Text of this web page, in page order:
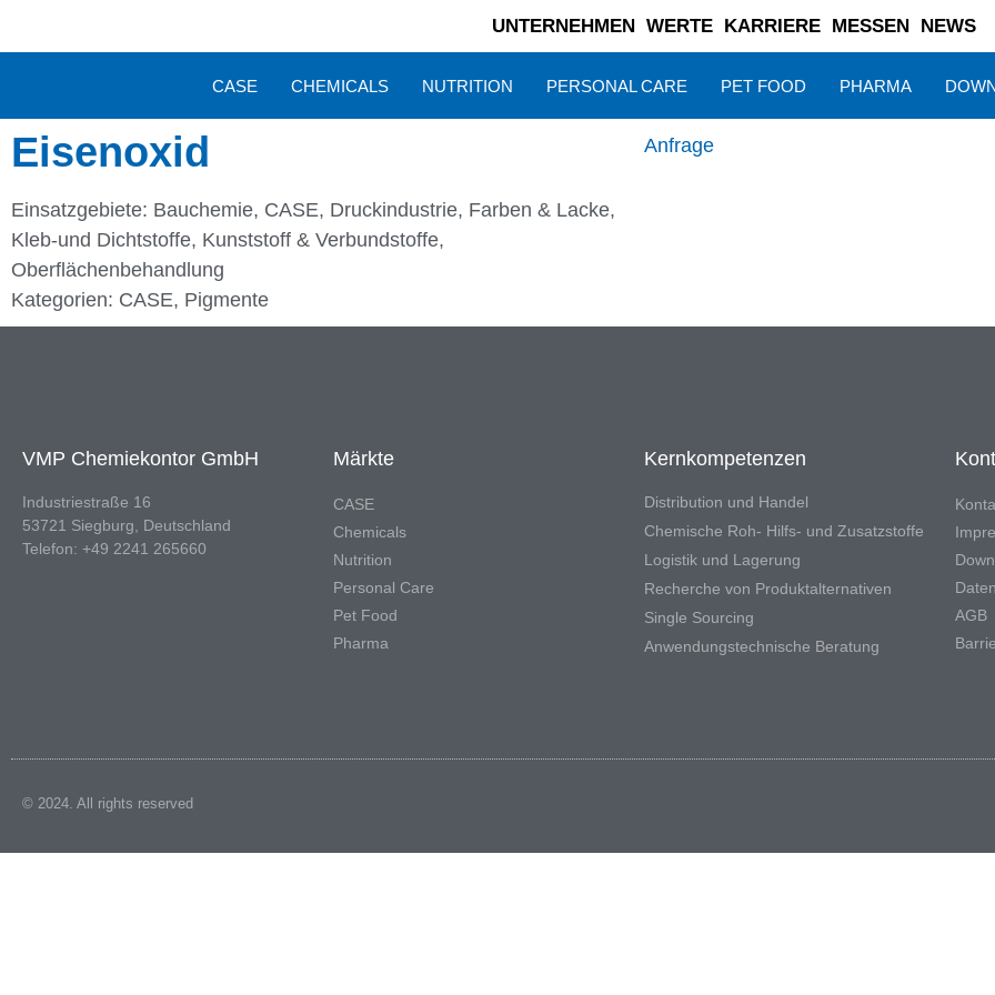
UNTERNEHMEN WERTE KARRIERE MESSEN NEWS
CASE CHEMICALS NUTRITION PERSONAL CARE PET FOOD PHARMA
Eisenoxid
Einsatzgebiete: Bauchemie, CASE, Druckindustrie, Farben & Lacke,
Kleb-und Dichtstoffe, Kunststoff & Verbundstoffe,
Oberflächenbehandlung
Kategorien: CASE, Pigmente
Anfrage
VMP Chemiekontor GmbH
Industriestraße 16
53721 Siegburg, Deutschland
Telefon: +49 2241 265660
Märkte
CASE
Chemicals
Nutrition
Personal Care
Pet Food
Pharma
Kernkompetenzen
Distribution und Handel
Chemische Roh- Hilfs- und Zusatzstoffe
Logistik und Lagerung
Recherche von Produktalternativen
Single Sourcing
Anwendungstechnische Beratung
AGB
© 2024. All rights reserved